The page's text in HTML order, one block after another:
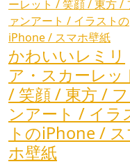
かわいいレミリ
ア・スカーレッ
/ 笑顔 / 東方 /
ンアート / イラ
トのiPhone / ス
ホ壁紙